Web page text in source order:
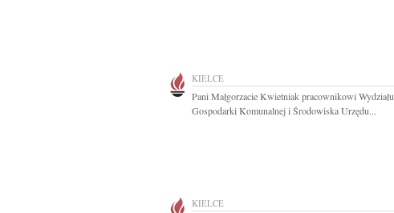
KIELCE
Pani Małgorzacie Kwietniak pracownikowi Wydziału
Gospodarki Komunalnej i Środowiska Urzędu...
KIELCE